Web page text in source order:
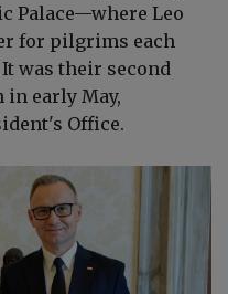
Palace—where Leo
for pilgrims each
It was their second
in early May,
Office.